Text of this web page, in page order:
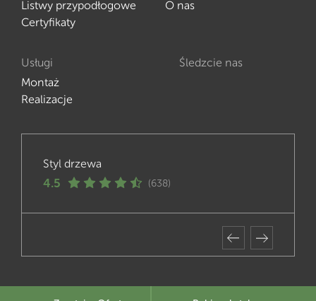
Listwy przypodłogowe
Certyfikaty
O nas
Usługi
Montaż
Realizacje
Śledzcie nas
Styl drzewa
4.5 (638)